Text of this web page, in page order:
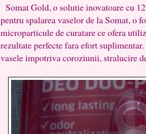
Somat Gold, o solutie inovatoare cu
pentru spalarea vaselor de la Somat, o
microparticule de curatare ce ofera
rezultate perfecte fara efort
vasele impotriva coroziunii, stralucire